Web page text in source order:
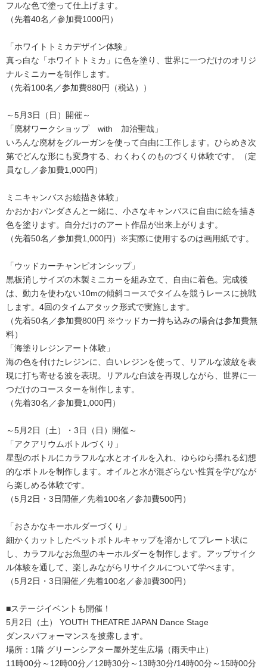
フルな色で塗って仕上げます。
（先着40名／参加費1000円）
「ホワイトトミカデザイン体験」
真っ白な「ホワイトトミカ」に色を塗り、世界に一つだけのオリジ
ナルミニカーを制作します。
（先着100名／参加費880円（税込））
～5月3日（日）開催～
「廃材ワークショップ with 加治聖哉」
いろんな廃材をグルーガンを使って自由に工作します。ひらめき次
第でどんな形にも変身する、わくわくのものづくり体験です。（定
員なし／参加費1,000円）
ミニキャンバスお絵描き体験」
かおかおパンダさんと一緒に、小さなキャンバスに自由に絵を描き
色を塗ります。自分だけのアート作品が出来上がります。
（先着50名／参加費1,000円）※実際に使用するのは画用紙です。
「ウッドカーチャンピオンシップ」
黒板消しサイズの木製ミニカーを組み立て、自由に着色。完成後
は、動力を使わない10mの傾斜コースでタイムを競うレースに挑戦
します。4回のタイムアタック形式で実施します。
（先着50名／参加費800円 ※ウッドカー持ち込みの場合は参加費無
料）
「海塗りレジンアート体験」
海の色を付けたレジンに、白いレジンを使って、リアルな波紋を表
現に打ち寄せる波を表現。リアルな白波を再現しながら、世界に一
つだけのコースターを制作します。
（先着30名／参加費1,000円）
～5月2日（土）・3日（日）開催～
「アクアリウムボトルづくり」
星型のボトルにカラフルな水とオイルを入れ、ゆらゆら揺れる幻想
的なボトルを制作します。オイルと水が混ざらない性質を学びなが
ら楽しめる体験です。
（5月2日・3日開催／先着100名／参加費500円）
「おさかなキーホルダーづくり」
細かくカットしたペットボトルキャップを溶かしてプレート状に
し、カラフルなお魚型のキーホルダーを制作します。アップサイク
ル体験を通して、楽しみながらリサイクルについて学べます。
（5月2日・3日開催／先着100名／参加費300円）
■ステージイベントも開催！
5月2日（土） YOUTH THEATRE JAPAN Dance Stage
ダンスパフォーマンスを披露します。
場所：1階 グリーンシアター屋外芝生広場（雨天中止）
11時00分～12時00分／12時30分～13時30分/14時00分～15時00分